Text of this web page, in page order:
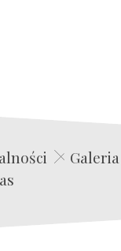
Film Agencja Aktorska
Galeria